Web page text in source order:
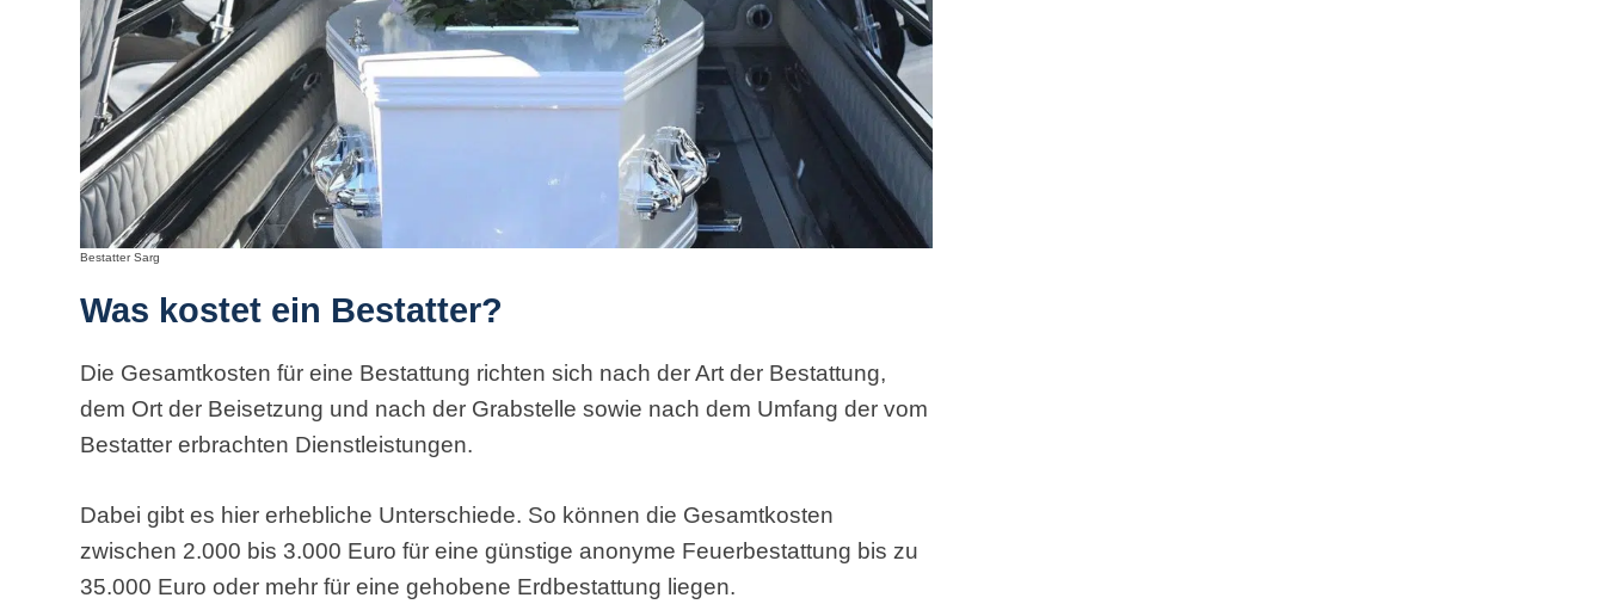
Bestatter Sarg
Was kostet ein Bestatter?
Die Gesamtkosten für eine Bestattung richten sich nach der Art der Bestattung,
dem Ort der Beisetzung und nach der Grabstelle sowie nach dem Umfang der vom
Bestatter erbrachten Dienstleistungen.
Dabei gibt es hier erhebliche Unterschiede. So können die Gesamtkosten
zwischen 2.000 bis 3.000 Euro für eine günstige anonyme Feuerbestattung bis zu
35.000 Euro oder mehr für eine gehobene Erdbestattung liegen.